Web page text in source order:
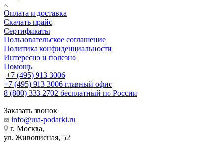
Оплата и доставка
Скачать прайс
Сертификаты
Пользовательское соглашение
Политика конфиденциальности
Интересно и полезно
Помощь
+7 (495) 913 3006
+7 (495) 913 3006 главный офис
8 (800) 333 2702 бесплатный по России
Заказать звонок
info@ura-podarki.ru
г. Москва,
ул. Живописная, 52